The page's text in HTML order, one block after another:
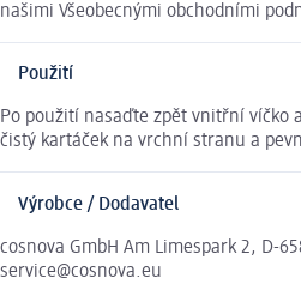
našimi Všeobecnými obchodními
Použití
Po použití nasaďte zpět vnitřní víčko
čistý kartáček na vrchní stranu a
Výrobce / Dodavatel
cosnova GmbH Am Limespark 2, D-
service@cosnova.eu